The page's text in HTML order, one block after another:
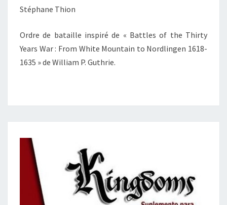
Stéphane Thion
Ordre de bataille inspiré de « Battles of the Thirty
Years War : From White Mountain to Nordlingen 1618-
1635 » de William P. Guthrie.